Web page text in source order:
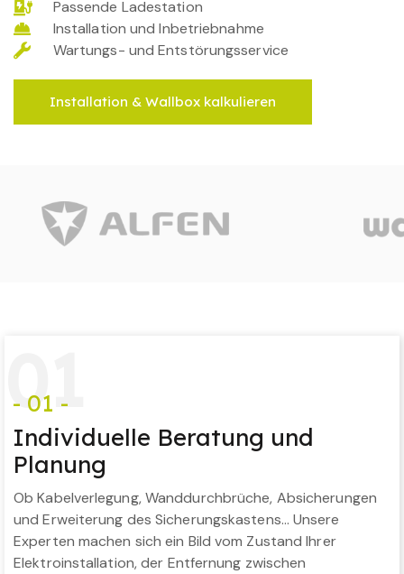
Passende Ladestation
Installation und Inbetriebnahme
Wartungs- und Entstörungsservice
Installation & Wallbox kalkulieren
01
- 01 -
Individuelle Beratung und
Planung
Ob Kabelverlegung, Wanddurchbrüche, Absicherungen
und Erweiterung des Sicherungskastens… Unsere
Experten machen sich ein Bild vom Zustand Ihrer
Elektroinstallation, der Entfernung zwischen